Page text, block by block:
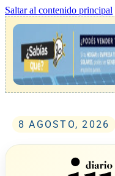
Saltar al contenido principal
8 AGOSTO, 2026